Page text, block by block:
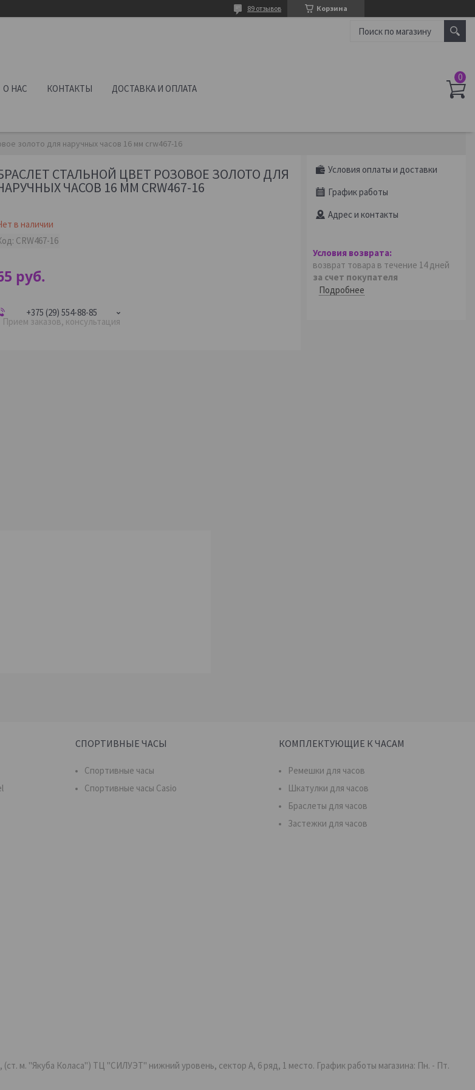
Корзина
89 отзывов
О НАС КОНТАКТЫ ДОСТАВКА И ОПЛАТА
золото для наручных часов 16 мм crw467-16
СТАЛЬНОЙ ЦВЕТ РОЗОВОЕ ЗОЛОТО ДЛЯ
ЧАСОВ 16 ММ CRW467-16
в наличии
CRW467-16
руб.
+375 (29) 554-88-85
Прием заказов, консультация
Условия оплаты и доставки
График работы
Адрес и контакты
возврат товара в течение 14 дней
за счет покупателя
Подробнее
СПОРТИВНЫЕ ЧАСЫ
Спортивные часы
Спортивные часы Casio
КОМПЛЕКТУЮЩИЕ К ЧАСАМ
Ремешки для часов
Шкатулки для часов
Браслеты для часов
Застежки для часов
м. "Якуба Коласа") ТЦ "СИЛУЭТ" нижний уровень, сектор А, 6 ряд, 1 место. График работы магазина: Пн. - Пт.